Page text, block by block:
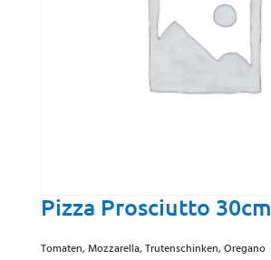
Pizza Prosciutto 30cm
Tomaten, Mozzarella, Trutenschinken, Oregano